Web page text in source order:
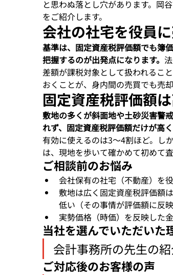
と思わぬ落とし穴があります。岡
をご紹介します。
会社の社宅を役員
基準は、固定資産税評価額でも簿
把握するのが出発点になります。
差額が課税対象として扱われるこ
おくことが、身内間の売買でも売
固定資産税評価額
敷地の多くが斜面地や土砂災害警
れず、固定資産税評価額だけが高
有効に使えるのは3〜4割ほど。し
は、現地を歩いて確かめて初めて
ご相談前のお悩み
会社保有の社宅（不動産）を
敷地は広く固定資産税評価額
低い（その事情が評価額に反
実勢価格（時価）を反映した
当社を選んでいただいた
会計事務所の先生の
ご対応後のお客様の声